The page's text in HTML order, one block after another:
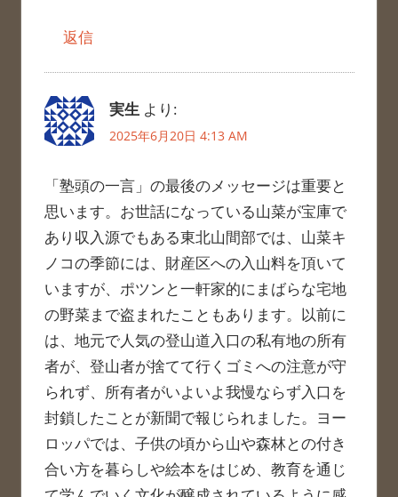
返信
実生 より:
2025年6月20日 4:13 AM
「塾頭の一言」の最後のメッセージは重要と
思います。お世話になっている山菜が宝庫で
あり収入源でもある東北山間部では、山菜キ
ノコの季節には、財産区への入山料を頂いて
いますが、ポツンと一軒家的にまばらな宅地
の野菜まで盗まれたこともあります。以前に
は、地元で人気の登山道入口の私有地の所有
者が、登山者が捨てて行くゴミへの注意が守
られず、所有者がいよいよ我慢ならず入口を
封鎖したことが新聞で報じられました。ヨー
ロッパでは、子供の頃から山や森林との付き
合い方を暮らしや絵本をはじめ、教育を通じ